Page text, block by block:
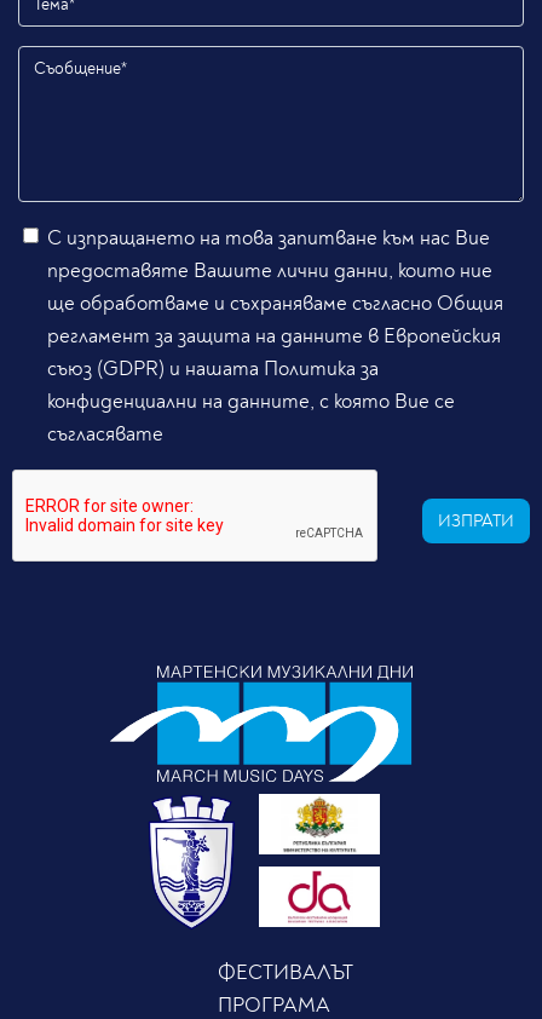
С изпращането на това запитване към нас Вие
предоставяте Вашите лични данни, които ние
ще обработваме и съхраняваме съгласно Общия
регламент за защита на данните в Европейския
съюз (GDPR) и нашата Политика за
конфиденциални на данните, с която Вие се
съгласявате
ИЗПРАТИ
ФЕСТИВАЛЪТ
ПРОГРАМА